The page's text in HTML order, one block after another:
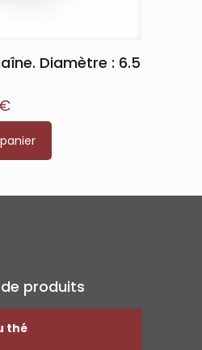
Diamètre : 6.5
€
produits
thé